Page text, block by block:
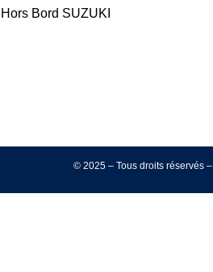
Bord SUZUKI
© 2025 – Tous droits réservés –